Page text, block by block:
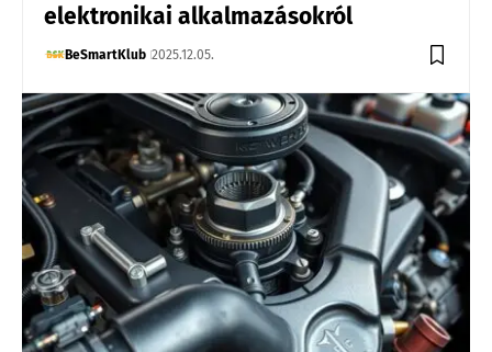
elektronikai alkalmazásokról
BeSmartKlub 2025.12.05.